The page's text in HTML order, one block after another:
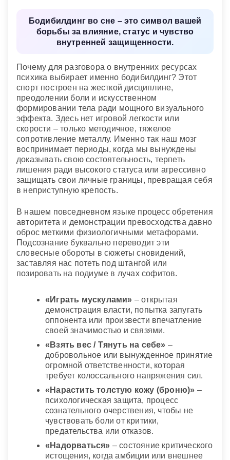
Если во сне вы присутствуете на соревнованиях
по бодибилдингу — это знак того, что скоро на
вашем пути возникнет огромное препятствие,
больших потерь, в трудную минуту вы не сможете
рассчитывать на помощь друзей.
Современный сонник
Бодибилдинг во сне – это символ вашей
борьбы за влияние, статус и чувство
внутренней защищенности.
Почему для разговора о внутренних ресурсах
психика выбирает именно бодибилдинг? Этот
спорт построен на жесткой дисциплине,
преодолении боли и искусственном
формировании тела ради мощного визуального
эффекта. Здесь нет игровой легкости или
скорости – только методичное, тяжелое
сопротивление металлу. Именно так наш мозг
воспринимает периоды, когда мы вынуждены
доказывать свою состоятельность, терпеть
лишения ради высокого статуса или агрессивно
защищать свои личные границы, превращая себя
в неприступную крепость.
В нашем повседневном языке процесс обретения
авторитета и демонстрации превосходства давно
оброс меткими физиологичными метафорами.
Подсознание буквально переводит эти
словесные обороты в сюжеты сновидений,
заставляя нас потеть под штангой или
позировать на подиуме в лучах софитов.
«Играть мускулами» – открытая
демонстрация власти, попытка запугать
оппонента или произвести впечатление
своей значимостью и связями.
«Взять вес / Тянуть на себе» –
добровольное или вынужденное принятие
огромной ответственности, которая
требует колоссального напряжения сил.
«Нарастить толстую кожу (броню)» –
психологическая защита, процесс
сознательного очерствения, чтобы не
чувствовать боли от критики,
предательства или отказов.
«Надорваться» – состояние критического
истощения, когда амбиции или внешнее